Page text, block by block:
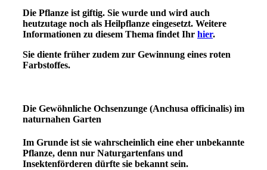
Die Pflanze ist giftig. Sie wurde und wird auch
heutzutage noch als Heilpflanze eingesetzt. Weitere
Informationen zu diesem Thema findet Ihr hier.
Sie diente früher zudem zur Gewinnung eines roten
Farbstoffes.
Die Gewöhnliche Ochsenzunge (Anchusa officinalis) im
naturnahen Garten
Im Grunde ist sie wahrscheinlich eine eher unbekannte
Pflanze, denn nur Naturgartenfans und
Insektenförderen dürfte sie bekannt sein.